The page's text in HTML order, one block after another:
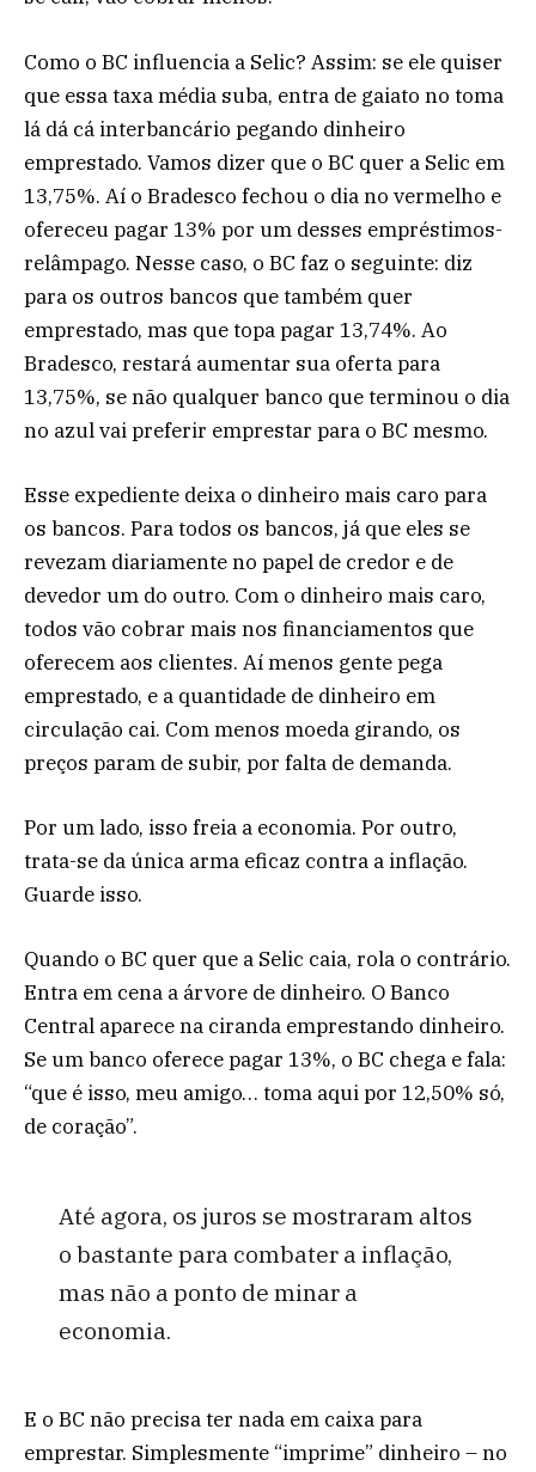
Como o BC influencia a Selic? Assim: se ele quiser
que essa taxa média suba, entra de gaiato no toma
lá dá cá interbancário pegando dinheiro
emprestado. Vamos dizer que o BC quer a Selic em
13,75%. Aí o Bradesco fechou o dia no vermelho e
ofereceu pagar 13% por um desses empréstimos-
relâmpago. Nesse caso, o BC faz o seguinte: diz
para os outros bancos que também quer
emprestado, mas que topa pagar 13,74%. Ao
Bradesco, restará aumentar sua oferta para
13,75%, se não qualquer banco que terminou o dia
no azul vai preferir emprestar para o BC mesmo.
Esse expediente deixa o dinheiro mais caro para
os bancos. Para todos os bancos, já que eles se
revezam diariamente no papel de credor e de
devedor um do outro. Com o dinheiro mais caro,
todos vão cobrar mais nos financiamentos que
oferecem aos clientes. Aí menos gente pega
emprestado, e a quantidade de dinheiro em
circulação cai. Com menos moeda girando, os
preços param de subir, por falta de demanda.
Por um lado, isso freia a economia. Por outro,
trata-se da única arma eficaz contra a inflação.
Guarde isso.
Quando o BC quer que a Selic caia, rola o contrário.
Entra em cena a árvore de dinheiro. O Banco
Central aparece na ciranda emprestando dinheiro.
Se um banco oferece pagar 13%, o BC chega e fala:
“que é isso, meu amigo… toma aqui por 12,50% só,
de coração”.
Até agora, os juros se mostraram altos
o bastante para combater a inflação,
mas não a ponto de minar a
economia.
E o BC não precisa ter nada em caixa para
emprestar. Simplesmente “imprime” dinheiro – no